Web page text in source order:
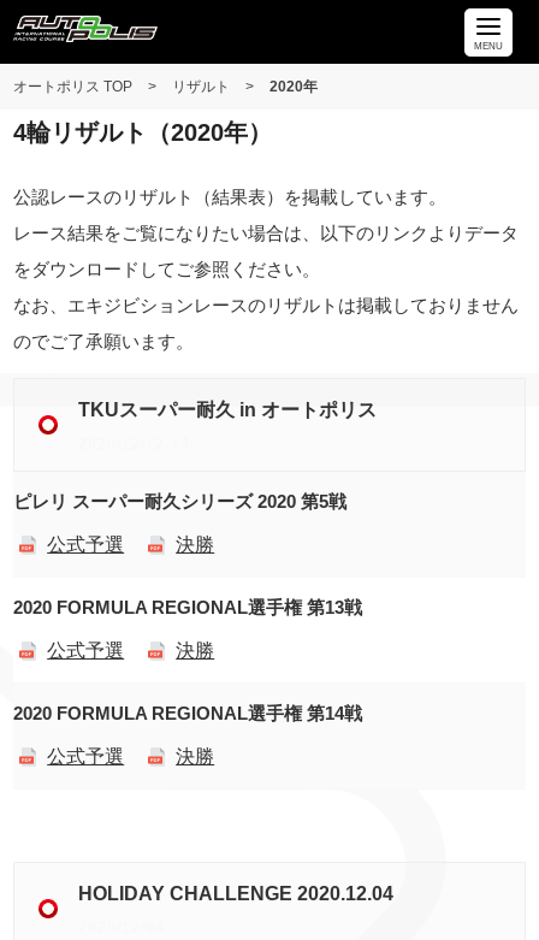
オートポリス TOP > リザルト > 2020年
4輪リザルト（2020年）
公認レースのリザルト（結果表）を掲載しています。
レース結果をご覧になりたい場合は、以下のリンクよりデータ
をダウンロードしてご参照ください。
なお、エキジビションレースのリザルトは掲載しておりません
のでご了承願います。
TKUスーパー耐久 in オートポリス
ピレリ スーパー耐久シリーズ 2020 第5戦
公式予選 決勝
2020 FORMULA REGIONAL選手権 第13戦
公式予選 決勝
2020 FORMULA REGIONAL選手権 第14戦
公式予選 決勝
HOLIDAY CHALLENGE 2020.12.04
MENU